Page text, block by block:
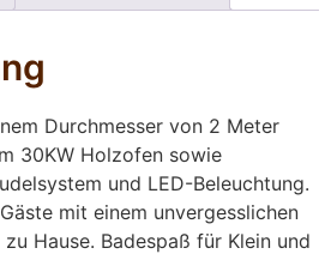
Durchmesser von 2 Meter
30KW Holzofen sowie
und LED-Beleuchtung.
mit einem unvergesslichen
Hause. Badespaß für Klein und